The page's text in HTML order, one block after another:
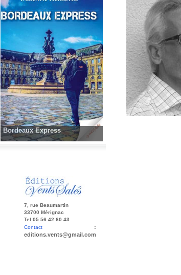
Bordeaux Express
7, rue Beaumartin
33700 Mérignac
Tel 05 56 42 60 43
Contact :
editions.vents@gmail.com